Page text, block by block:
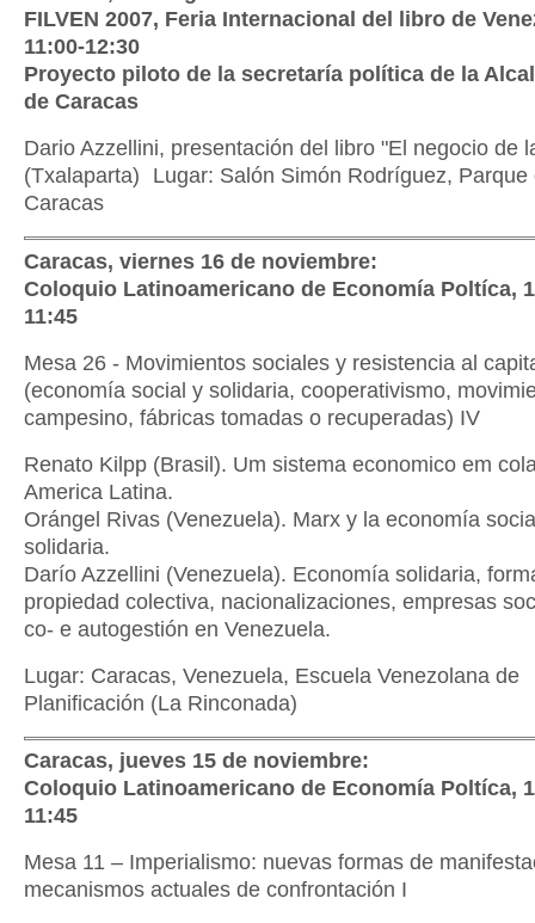
FILVEN 2007, Feria Internacional del libro de
11:00-12:30
Proyecto piloto de la secretaría política de la
de Caracas
Dario Azzellini, presentación del libro "El negocio de
(Txalaparta) Lugar: Salón Simón Rodríguez, Parque
Caracas
Caracas, viernes 16 de noviembre:
Coloquio Latinoamericano de Economía Poltíca,
11:45
Mesa 26 - Movimientos sociales y resistencia al
(economía social y solidaria, cooperativismo,
campesino, fábricas tomadas o recuperadas) IV
Renato Kilpp (Brasil). Um sistema economico em
America Latina.
Orángel Rivas (Venezuela). Marx y la economía
solidaria.
Darío Azzellini (Venezuela). Economía solidaria,
propiedad colectiva, nacionalizaciones, empresas
co- e autogestión en Venezuela.
Lugar: Caracas, Venezuela, Escuela Venezolana de
Planificación (La Rinconada)
Caracas, jueves 15 de noviembre:
Coloquio Latinoamericano de Economía Poltíca,
11:45
Mesa 11 – Imperialismo: nuevas formas de
mecanismos actuales de confrontación I